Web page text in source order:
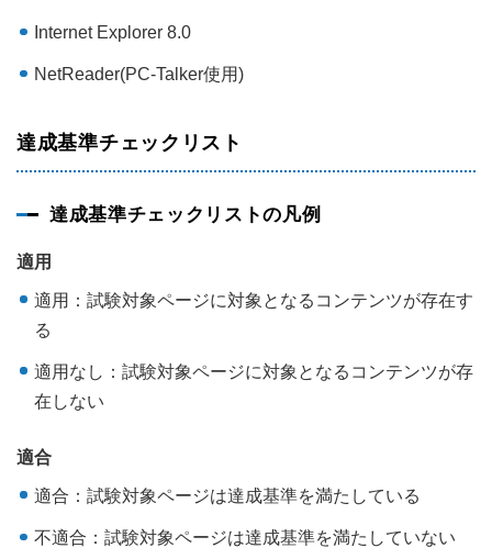
Internet Explorer 8.0
NetReader(PC-Talker使用)
達成基準チェックリスト
達成基準チェックリストの凡例
適用
適用：試験対象ページに対象となるコンテンツが存在す
る
適用なし：試験対象ページに対象となるコンテンツが存
在しない
適合
適合：試験対象ページは達成基準を満たしている
不適合：試験対象ページは達成基準を満たしていない